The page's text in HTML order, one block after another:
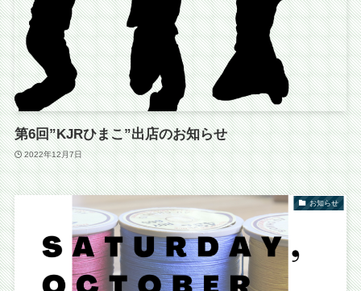
第6回”KJRひまこ”出店のお知らせ
2022年12月7日
お知らせ